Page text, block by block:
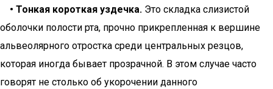
• Тонкая короткая уздечка. Это складка слизистой
оболочки полости рта, прочно прикрепленная к вершине
альвеолярного отростка среди центральных резцов,
которая иногда бывает прозрачной. В этом случае часто
говорят не столько об укорочении данного